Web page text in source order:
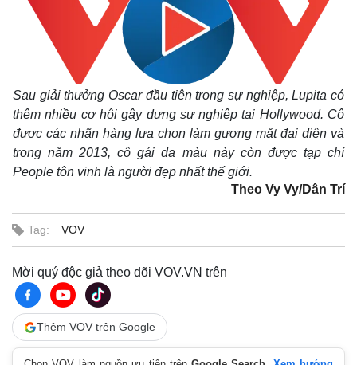
Chứng khoán
Giá cà phê
Sau giải thưởng Oscar đầu tiên trong sự nghiệp, Lupita có
thêm nhiều cơ hội gây dựng sự nghiệp tại Hollywood. Cô
được các nhãn hàng lựa chọn làm gương mặt đại diện và
trong năm 2013, cô gái da màu này còn được tạp chí
People tôn vinh là người đẹp nhất thế giới.
Theo Vy Vy/Dân Trí
Tag: VOV
Mời quý độc giả theo dõi VOV.VN trên
Thêm VOV trên Google